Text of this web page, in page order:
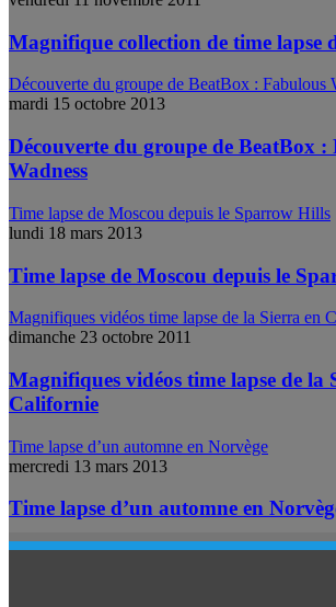
Magnifique collection de time lapse
Découverte du groupe de BeatBox : Fabulous
mardi 15 octobre 2013
Découverte du groupe de BeatBox :
Wadness
Time lapse de Moscou depuis le Sparrow Hills
lundi 18 mars 2013
Time lapse de Moscou depuis le
Magnifiques vidéos time lapse de la Sierra en
dimanche 23 octobre 2011
Magnifiques vidéos time lapse de la
Californie
Time lapse d’un automne en Norvège
mercredi 13 mars 2013
Time lapse d’un automne en